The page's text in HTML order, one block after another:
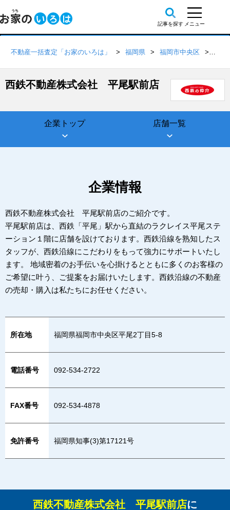
不動産一括査定「お家のいろは」 福岡県 福岡市中央区
西鉄不動産株式会社 平尾駅前店
企業トップ 店舗一覧
企業情報
西鉄不動産株式会社 平尾駅前店のご紹介です。
平尾駅前店は、西鉄「平尾」駅から直結のラクレイス平尾ステ
ーション１階に店舗を設けております。西鉄沿線を熟知したス
タッフが、西鉄沿線にこだわりをもって強力にサポートいたし
ます。 地域密着のお手伝いを心掛けるとともに多くのお客様の
ご希望に叶う、ご提案をお届けいたします。西鉄沿線の不動産
の売却・購入は私たちにお任せください。
所在地 福岡県福岡市中央区平尾2丁目5-8
電話番号 092-534-2722
FAX番号 092-534-4878
免許番号 福岡県知事(3)第17121号
西鉄不動産株式会社 平尾駅前店に